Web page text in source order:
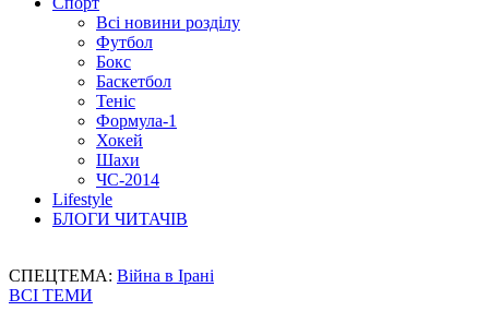
Всі новини розділу
Футбол
Бокс
Баскетбол
Теніс
Формула-1
Хокей
Шахи
ЧС-2014
Lifestyle
БЛОГИ ЧИТАЧІВ
СПЕЦТЕМА: Війна в Ірані
ВСІ ТЕМИ